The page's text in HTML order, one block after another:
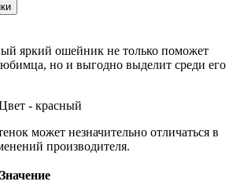
яркий ошейник не только поможет
но и выгодно выделит среди его
- красный
может незначительно отличаться в
производителя.
Значение